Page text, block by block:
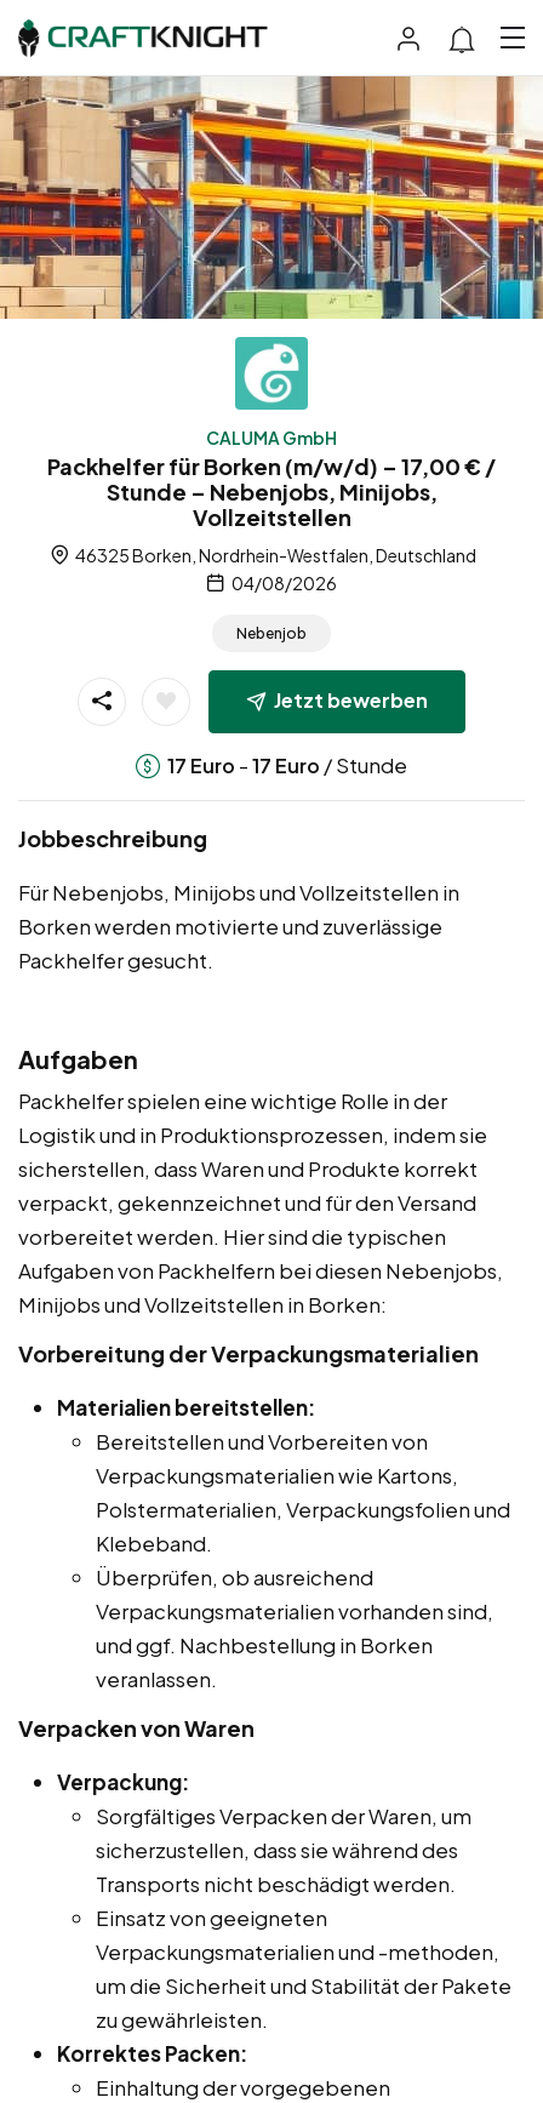
CALUMA GmbH
Packhelfer für Borken (m/w/d) – 17,00 € /
Stunde – Nebenjobs, Minijobs,
Vollzeitstellen
46325 Borken, Nordrhein-Westfalen, Deutschland
04/08/2026
Nebenjob
Jetzt bewerben
17 Euro -17 Euro / Stunde
Jobbeschreibung
Für Nebenjobs, Minijobs und Vollzeitstellen in
Borken werden motivierte und zuverlässige
Packhelfer gesucht.
Aufgaben
Packhelfer spielen eine wichtige Rolle in der
Logistik und in Produktionsprozessen, indem sie
sicherstellen, dass Waren und Produkte korrekt
verpackt, gekennzeichnet und für den Versand
vorbereitet werden. Hier sind die typischen
Aufgaben von Packhelfern bei diesen Nebenjobs,
Minijobs und Vollzeitstellen in Borken:
Vorbereitung der Verpackungsmaterialien
Materialien bereitstellen:
Bereitstellen und Vorbereiten von
Verpackungsmaterialien wie Kartons,
Polstermaterialien, Verpackungsfolien und
Klebeband.
Überprüfen, ob ausreichend
Verpackungsmaterialien vorhanden sind,
und ggf. Nachbestellung in Borken
veranlassen.
Verpacken von Waren
Verpackung:
Sorgfältiges Verpacken der Waren, um
sicherzustellen, dass sie während des
Transports nicht beschädigt werden.
Einsatz von geeigneten
Verpackungsmaterialien und -methoden,
um die Sicherheit und Stabilität der Pakete
zu gewährleisten.
Korrektes Packen:
Einhaltung der vorgegebenen